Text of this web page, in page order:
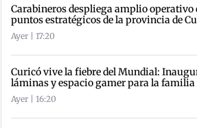
Carabineros despliega amplio operativo
puntos estratégicos de la provincia de
Ayer | 17:20
Curicó vive la fiebre del Mundial:
láminas y espacio gamer para la familia
Ayer | 16:20